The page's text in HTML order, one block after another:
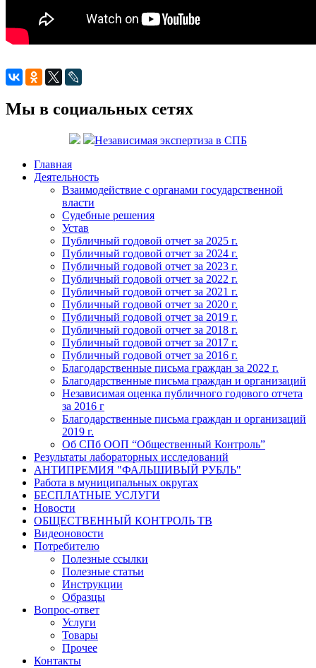
Мы в социальных сетях
Независимая экспертиза в СПБ
Главная
Деятельность
Взаимодействие с органами государственной
власти
Судебные решения
Устав
Публичный годовой отчет за 2025 г.
Публичный годовой отчет за 2024 г.
Публичный годовой отчет за 2023 г.
Публичный годовой отчет за 2022 г.
Публичный годовой отчет за 2021 г.
Публичный годовой отчет за 2020 г.
Публичный годовой отчет за 2019 г.
Публичный годовой отчет за 2018 г.
Публичный годовой отчет за 2017 г.
Публичный годовой отчет за 2016 г.
Благодарственные письма граждан за 2022 г.
Благодарственные письма граждан и организаций
Независимая оценка публичного годового отчета
за 2016 г
Благодарственные письма граждан и организаций
2019 г.
Об СПб ООП “Общественный Контроль”
Результаты лабораторных исследований
АНТИПРЕМИЯ "ФАЛЬШИВЫЙ РУБЛЬ"
Работа в муниципальных округах
БЕСПЛАТНЫЕ УСЛУГИ
Новости
ОБЩЕСТВЕННЫЙ КОНТРОЛЬ ТВ
Видеоновости
Потребителю
Полезные ссылки
Полезные статьи
Инструкции
Образцы
Вопрос-ответ
Услуги
Товары
Прочее
Контакты